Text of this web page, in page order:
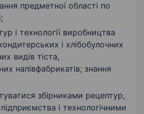
предметної області по
і технології виробництва
і хлібобулочних
видів тіста,
напівфабрикатів; знання
збірниками рецептур,
і технологічними